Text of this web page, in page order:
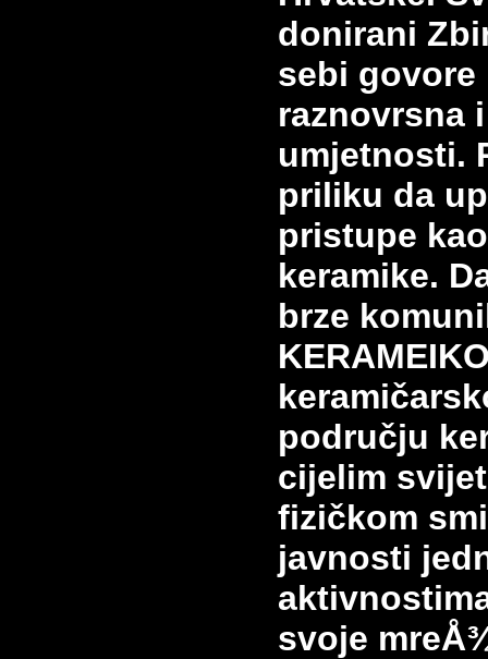
donirani
sebi govore
raznovrsna
umjetnosti.
priliku da
pristupe
keramike.
brze
području
cijelim
fizičkom
javnosti
svoje